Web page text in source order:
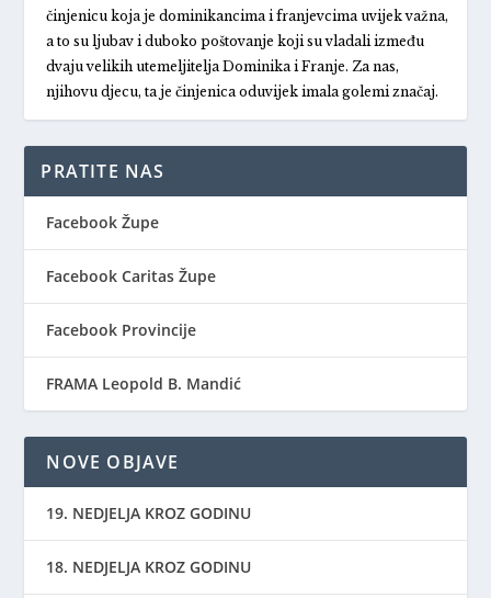
činjenicu koja je dominikancima i franjevcima uvijek važna,
a to su ljubav i duboko poštovanje koji su vladali između
dvaju velikih utemeljitelja Dominika i Franje. Za nas,
njihovu djecu, ta je činjenica oduvijek imala golemi značaj.
PRATITE NAS
Facebook Župe
Facebook Caritas Župe
Facebook Provincije
FRAMA Leopold B. Mandić
NOVE OBJAVE
19. NEDJELJA KROZ GODINU
18. NEDJELJA KROZ GODINU